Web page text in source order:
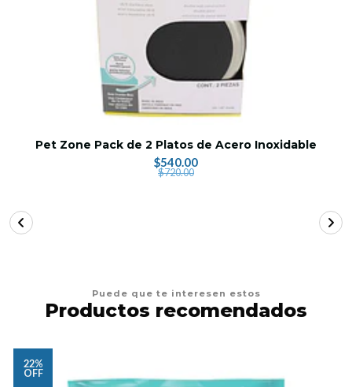
Pet Zone Pack de 2 Platos de Acero Inoxidable
$540.00
$720.00
Puede que te interesen estos
Productos recomendados
22%
OFF